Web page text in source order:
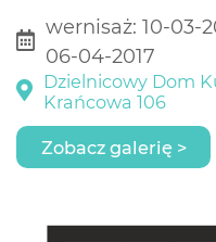
wernisaż: 10-03-
06-04-2017
Dzielnicowy Dom
Krańcowa 106
Zobacz galerię >